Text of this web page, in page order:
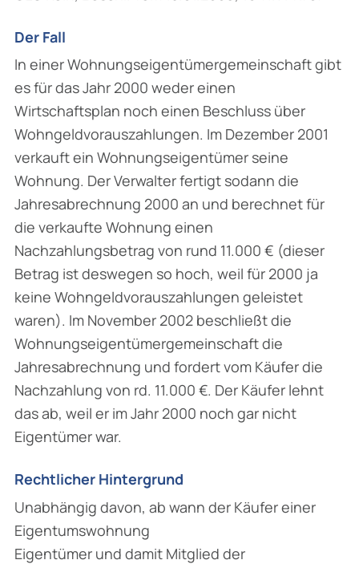
Der Fall
In einer Wohnungseigentümergemeinschaft gibt
es für das Jahr 2000 weder einen
Wirtschaftsplan noch einen Beschluss über
Wohngeldvorauszahlungen. Im Dezember 2001
verkauft ein Wohnungseigentümer seine
Wohnung. Der Verwalter fertigt sodann die
Jahresabrechnung 2000 an und berechnet für
die verkaufte Wohnung einen
Nachzahlungsbetrag von rund 11.000 € (dieser
Betrag ist deswegen so hoch, weil für 2000 ja
keine Wohngeldvorauszahlungen geleistet
waren). Im November 2002 beschließt die
Wohnungseigentümergemeinschaft die
Jahresabrechnung und fordert vom Käufer die
Nachzahlung von rd. 11.000 €. Der Käufer lehnt
das ab, weil er im Jahr 2000 noch gar nicht
Eigentümer war.
Rechtlicher Hintergrund
Unabhängig davon, ab wann der Käufer einer
Eigentumswohnung
Eigentümer und damit Mitglied der